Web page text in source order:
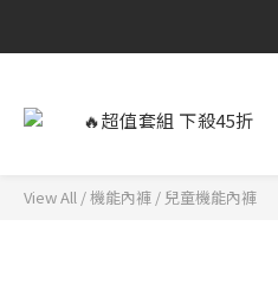
🔥超值套組 下殺45折
View All /機能內褲 / 兒童機能內褲